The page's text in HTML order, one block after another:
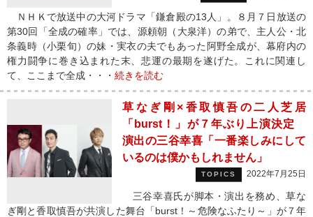
ＮＨＫで放送中の大河ドラマ「鎌倉殿の13人」。８月７日放送の
第30回「全成の確率」では、源頼朝（大泉洋）の弟で、主人公・北
条義時（小栗旬）の妹・実衣の夫でもあった阿野全成が、幕府内の
権力闘争に巻き込まれた末、悲運の最期を遂げた。これに関連し
て、ここまで全成・・・ 続きを読む
草なぎ剛×香取慎吾の二人芝居
「burst！」が７年ぶり上演決定
演出の三谷幸喜「一番楽しみにして
いるのは僕かもしれません」
TOPICS 2022年7月25日
三谷幸喜氏が脚本・演出を務め、草な
ぎ剛と香取慎吾が共演した舞台「burst！～危険なふたり～」が７年